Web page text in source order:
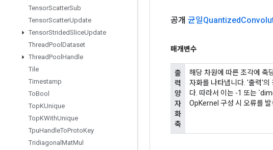
TensorScatterSub
TensorScatterUpdate
TensorStridedSliceUpdate
ThreadPool Dataset
ThreadPool Handle
Tile
Timestamp
ToBool
TopKUnique
TopKWithUnique
TpuHandleToProtoKey
Tridiagonal MatMul
공개 균일Quantized
매개변수
출
력
양
자
화
축
해당 차원에 따른 조각에 축
자화를 나타냅니다. '출력'
다. 따라서 이는 -1 또는
OpKernel 구성 시 오류를 발